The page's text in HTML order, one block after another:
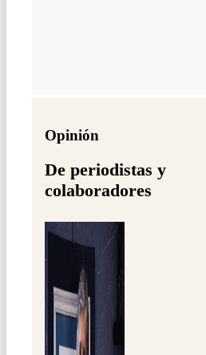
Opinión
De periodistas y
colaboradores